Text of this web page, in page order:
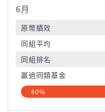
6月
原幣績效
同組平均
同組排名
贏過同類基金
80%